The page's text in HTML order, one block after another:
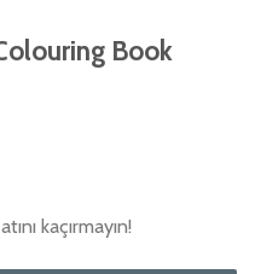
Book
kaçırmayın!